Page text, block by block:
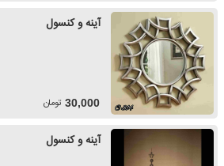
آینه و کنسول
30,000 تومان
آینه و کنسول